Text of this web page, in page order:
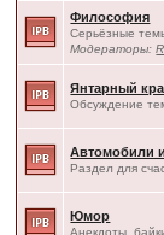
Философия
Серьёзные
Модераторы:
Янтарный
Обсуждение
Автомобили
Раздел для
Юмор
Анекдоты,